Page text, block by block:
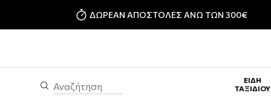
ΔΩΡΕΑΝ ΑΠΟΣΤΟΛΕΣ ΑΝΩ ΤΩΝ 300€
ΕΊΔΗ
ΤΑΞΙΔΊΟΥ